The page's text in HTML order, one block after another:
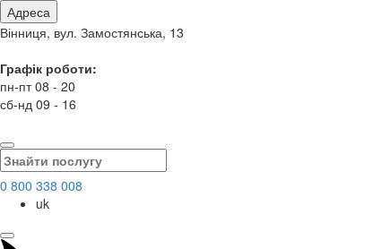
Адреса
Вінниця, вул. Замостянська, 13
Графік роботи:
пн-пт 08 - 20
сб-нд 09 - 16
0 800 338 008
uk